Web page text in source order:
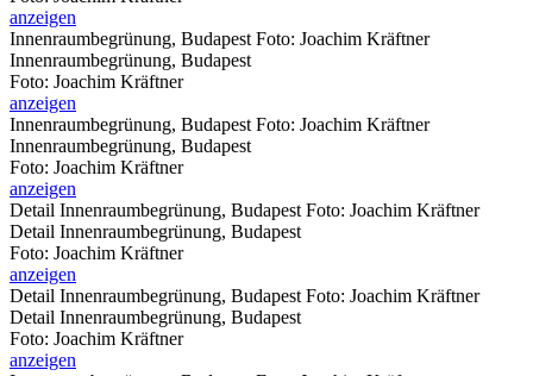
anzeigen
Innenraumbegrünung, Budapest Foto: Joachim Kräftner
Innenraumbegrünung, Budapest
Foto: Joachim Kräftner
anzeigen
Innenraumbegrünung, Budapest Foto: Joachim Kräftner
Innenraumbegrünung, Budapest
Foto: Joachim Kräftner
anzeigen
Detail Innenraumbegrünung, Budapest Foto: Joachim Kräftner
Detail Innenraumbegrünung, Budapest
Foto: Joachim Kräftner
anzeigen
Detail Innenraumbegrünung, Budapest Foto: Joachim Kräftner
Detail Innenraumbegrünung, Budapest
Foto: Joachim Kräftner
anzeigen